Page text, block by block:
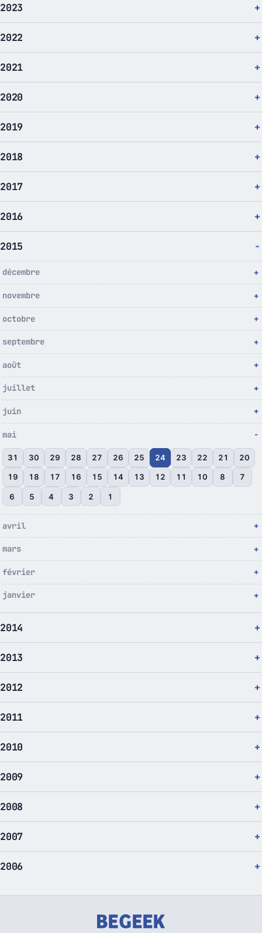
2023
2022
2021
2020
2019
2018
2017
2016
2015
décembre
novembre
octobre
septembre
août
juillet
juin
mai
31 30 29 28 27 26 25 24 23 22 21 20
19 18 17 16 15 14 13 12 11 10 8 7
6 5 4 3 2 1
avril
mars
février
janvier
2014
2013
2012
2011
2010
2009
2008
2007
2006